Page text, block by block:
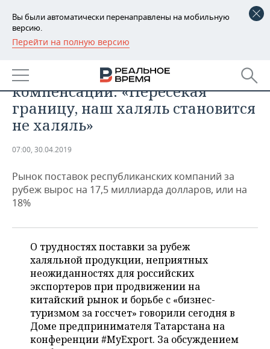
Вы были автоматически перенаправлены на мобильную
версию.
Перейти на полную версию
РЕГИОНЫ
БАШКОРТОСТАН
ТАТАРСТАН
УДМУРТИЯ
НОВОСТИ
АНАЛИТИКА
НОВОСТИ АНАЛИТИКИ
ДЕКЛАРАЦИИ О ДОХОДАХ
КОРОЛИ ГОСЗАКАЗА ПФО
ВУЗЫ ТАТАРСТАНА
ТОРГОВЫЕ ЦЕНТРЫ
ТАТАРСТАНА
ЭКОНОМИКА
НОВОСТИ ЭКОНОМИКИ
ФИНАНСЫ
БАНКИ
ИНВЕСТИЦИИ
ПРОМЫШЛЕННОСТЬ
НОВОСТИ
ПРОМЫШЛЕННОСТИ
МАШИНОСТРОЕНИЕ
НЕФТЕХИМИЯ
НЕФТЬ
ОПК
НЕДВИЖИМОСТЬ
НОВОСТИ НЕДВИЖИМОСТИ
АВТО
НОВОСТИ БИЗНЕСА
РОЗНИЧНАЯ ТОРГОВЛЯ
ТРАНСПОРТ
ТЕХНОЛОГИИ
НОВОСТИ ТЕХНОЛОГИЙ
МЕРОПРИЯТИЯ
НОВОСТИ МЕРОПРИЯТИЙ
СПОРТ
Экспортеры Татарстана просят
компенсаций: «Пересекая
границу, наш халяль становится
не халяль»
07:00, 30.04.2019
Рынок поставок республиканских компаний за
рубеж вырос на 17,5 миллиарда долларов, или на
18%
О трудностях поставки за рубеж
халяльной продукции, неприятных
неожиданностях для российских
экспортеров при продвижении на
китайский рынок и борьбе с «бизнес-
туризмом за госсчет» говорили сегодня в
Доме предпринимателя Татарстана на
конференции #MyExport. За обсуждением